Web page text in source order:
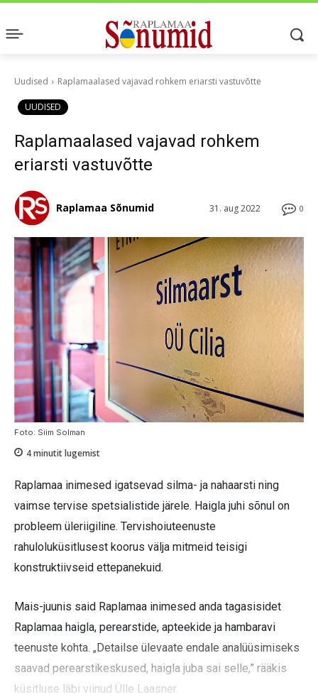
Uudised Raplamaalased vajavad rohkem eriarsti vastuvõtte
UUDISED
Raplamaalased vajavad rohkem
eriarsti vastuvõtte
0
31. aug 2022
Raplamaa Sõnumid
Foto: Siim Solman
4minutit lugemist
Raplamaa inimesed igatsevad silma- ja nahaarsti ning
vaimse tervise spetsialistide järele. Haigla juhi sõnul on
probleem üleriigiline. Tervishoiuteenuste
rahuloluküsitlusest koorus välja mitmeid teisigi
konstruktiivseid ettepanekuid.
Mais-juunis said Raplamaa inimesed anda tagasisidet
Raplamaa haigla, perearstide, apteekide ja hambaravi
teenuste kohta. „Detailse ülevaate endale analüüsimiseks
saavad perearstikeskused, haigla juba sai selle,” rääkis
küsitluse läbi viinud Ülle Laasner.